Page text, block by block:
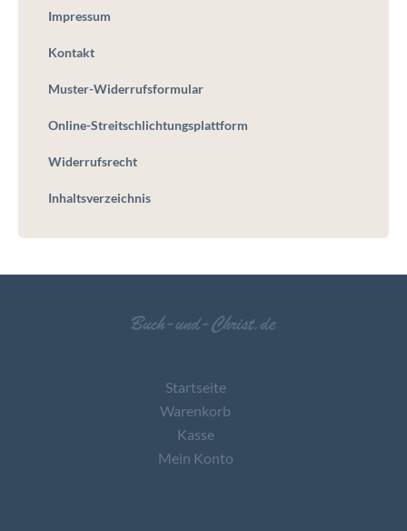
Impressum
Kontakt
Muster-Widerrufsformular
Online-Streitschlichtungsplattform
Widerrufsrecht
Inhaltsverzeichnis
Startseite
Warenkorb
Kasse
Mein Konto